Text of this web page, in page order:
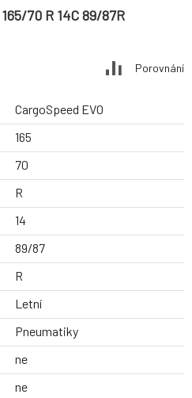
70 R 14C 89/87R
Porovnání
CargoSpeed EVO
165
70
R
14
89/87
R
Letní
Pneumatiky
ne
ne